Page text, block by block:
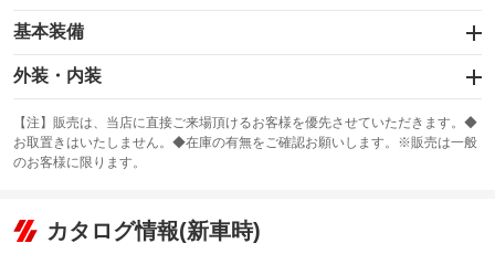
基本装備
エアバッグ：運転席/助手席/サイド
：装備あり
：装備なし
サンルーフ
：装備あり ABS
リフトアップ
：装備なし
外装・内装
カーナビ：SDナビ
：装備あり
TV：フルセグ
：装備あり
ビジュアル：-／DVD再生
：装備あり
【注】販売は、当店に直接ご来場頂けるお客様を優先させていただきます。◆
お取置きはいたしません。◆在庫の有無をご確認お願いします。※販売は一般
のお客様に限ります。
カタログ情報(新車時)